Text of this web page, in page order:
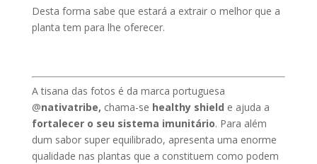
Desta forma sabe que estará a extrair o melhor que a
planta tem para lhe oferecer.
A tisana das fotos é da marca portuguesa
@nativatribe, chama-se healthy shield e ajuda a
fortalecer o seu sistema imunitário. Para além
dum sabor super equilibrado, apresenta uma enorme
qualidade nas plantas que a constituem como podem